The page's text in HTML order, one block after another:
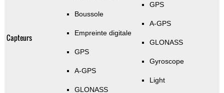
Capteurs
Boussole
Empreinte digitale
GPS
A-GPS
GLONASS
GPS
A-GPS
GLONASS
Gyroscope
Light